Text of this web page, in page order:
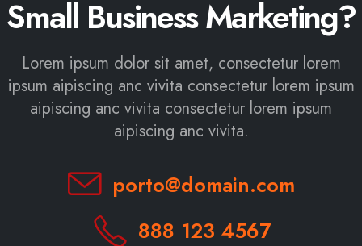
Small Business Marketing?
Lorem ipsum dolor sit amet, consectetur lorem
ipsum aipiscing anc vivita consectetur lorem ipsum
aipiscing anc vivita consectetur lorem ipsum
aipiscing anc vivita.
porto@domain.com
888 123 4567